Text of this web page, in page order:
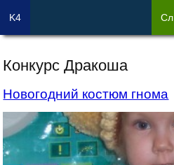
Конкурс Дракоша
Новогодний костюм гнома
K4 Сл